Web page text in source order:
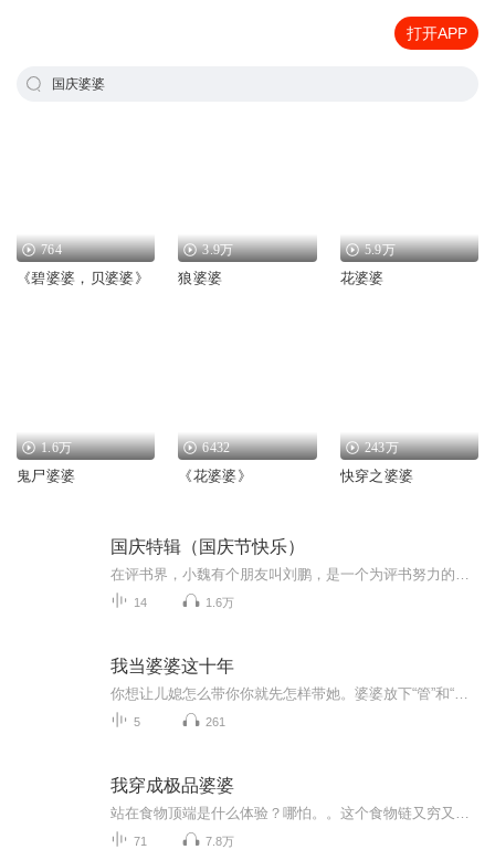
打开APP
国庆婆婆
764
《碧婆婆，贝婆婆》
3.9万
狼婆婆
5.9万
花婆婆
1.6万
鬼尸婆婆
6432
《花婆婆》
243万
快穿之婆婆
国庆特辑（国庆节快乐）
14 1.6万
我当婆婆这十年
5 261
我穿成极品婆婆
71 7.8万